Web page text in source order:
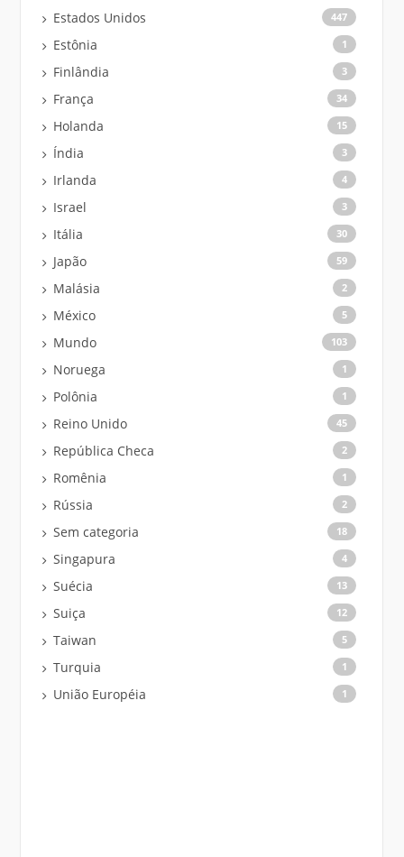
Estados Unidos 447
Estônia 1
Finlândia 3
França 34
Holanda 15
Índia 3
Irlanda 4
Israel 3
Itália 30
Japão 59
Malásia 2
México 5
Mundo 103
Noruega 1
Polônia 1
Reino Unido 45
República Checa 2
Romênia 1
Rússia 2
Sem categoria 18
Singapura 4
Suécia 13
Suiça 12
Taiwan 5
Turquia 1
União Européia 1